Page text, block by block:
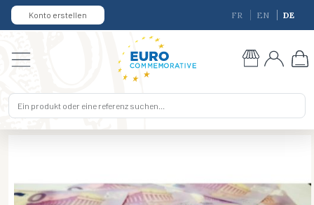
Konto erstellen FR EN DE